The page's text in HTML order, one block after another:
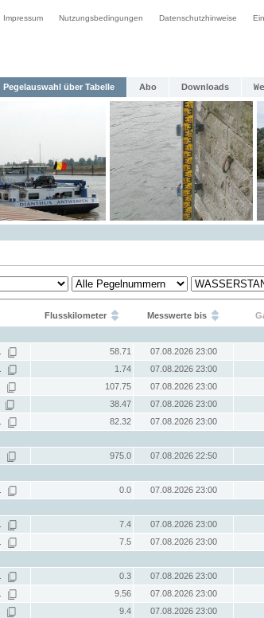
Impressum Nutzungsbedingungen Datenschutzhinweise
Pegelauswahl über Tabelle Abo Downloads
Flusskilometer Messwerte bis
58.71
07.08.2026 23:00
1.74
07.08.2026 23:00
107.75
07.08.2026 23:00
38.47
07.08.2026 23:00
82.32
07.08.2026 23:00
975.0
07.08.2026 22:50
0.0
07.08.2026 23:00
7.4
07.08.2026 23:00
7.5
07.08.2026 23:00
0.3
07.08.2026 23:00
9.56
07.08.2026 23:00
9.4
07.08.2026 23:00